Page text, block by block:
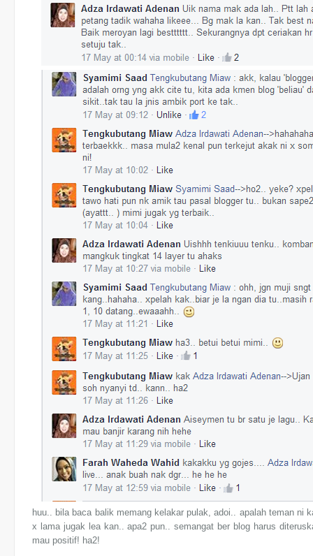
huu.. bila baca balik memang kelakar pulak, adoi.. apalah teman
x lama jugak lea kan.. apa2 pun.. semangat ber blog harus
mau positif! ha2!